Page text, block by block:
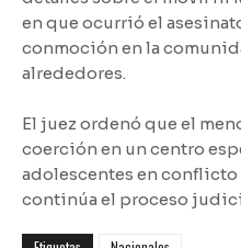
en que ocurrió el
conmoción en la
alrededores.
El juez ordenó que el
coerción en un centro
adolescentes en conflicto
continúa el proceso